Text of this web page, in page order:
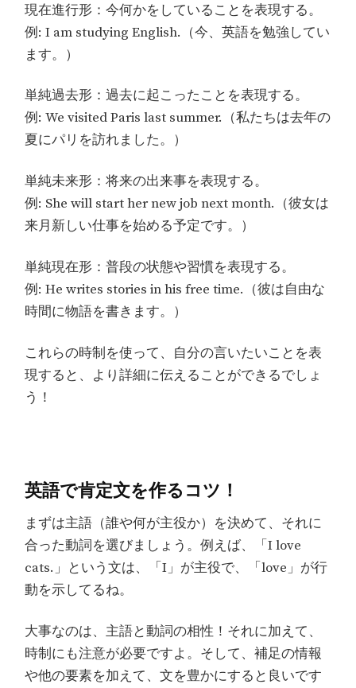
現在進行形：今何かをしていることを表現する。
例: I am studying English.（今、英語を勉強してい
ます。）
単純過去形：過去に起こったことを表現する。
例: We visited Paris last summer.（私たちは去年の
夏にパリを訪れました。）
単純未来形：将来の出来事を表現する。
例: She will start her new job next month.（彼女は
来月新しい仕事を始める予定です。）
単純現在形：普段の状態や習慣を表現する。
例: He writes stories in his free time.（彼は自由な
時間に物語を書きます。）
これらの時制を使って、自分の言いたいことを表
現すると、より詳細に伝えることができるでしょ
う！
英語で肯定文を作るコツ！
まずは主語（誰や何が主役か）を決めて、それに
合った動詞を選びましょう。例えば、「I love
cats.」という文は、「I」が主役で、「love」が行
動を示してるね。
大事なのは、主語と動詞の相性！それに加えて、
時制にも注意が必要ですよ。そして、補足の情報
や他の要素を加えて、文を豊かにすると良いです